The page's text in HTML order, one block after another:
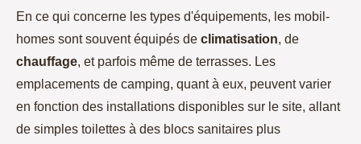
En ce qui concerne les types d'équipements, les mobil-
homes sont souvent équipés de climatisation, de
chauffage, et parfois même de terrasses. Les
emplacements de camping, quant à eux, peuvent varier
en fonction des installations disponibles sur le site, allant
de simples toilettes à des blocs sanitaires plus